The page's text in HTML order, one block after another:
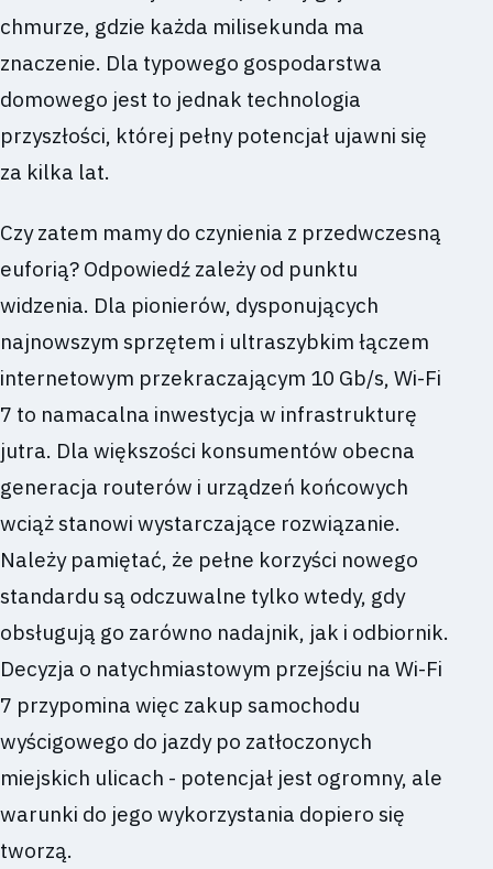
chmurze, gdzie każda milisekunda ma
znaczenie. Dla typowego gospodarstwa
domowego jest to jednak technologia
przyszłości, której pełny potencjał ujawni się
za kilka lat.
Czy zatem mamy do czynienia z przedwczesną
euforią? Odpowiedź zależy od punktu
widzenia. Dla pionierów, dysponujących
najnowszym sprzętem i ultraszybkim łączem
internetowym przekraczającym 10 Gb/s, Wi-Fi
7 to namacalna inwestycja w infrastrukturę
jutra. Dla większości konsumentów obecna
generacja routerów i urządzeń końcowych
wciąż stanowi wystarczające rozwiązanie.
Należy pamiętać, że pełne korzyści nowego
standardu są odczuwalne tylko wtedy, gdy
obsługują go zarówno nadajnik, jak i odbiornik.
Decyzja o natychmiastowym przejściu na Wi-Fi
7 przypomina więc zakup samochodu
wyścigowego do jazdy po zatłoczonych
miejskich ulicach - potencjał jest ogromny, ale
warunki do jego wykorzystania dopiero się
tworzą.